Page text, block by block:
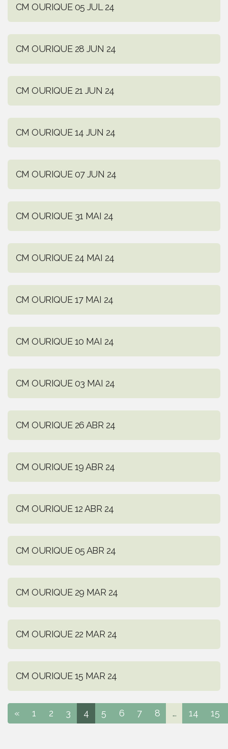
CM OURIQUE 05 JUL 24
CM OURIQUE 28 JUN 24
CM OURIQUE 21 JUN 24
CM OURIQUE 14 JUN 24
CM OURIQUE 07 JUN 24
CM OURIQUE 31 MAI 24
CM OURIQUE 24 MAI 24
CM OURIQUE 17 MAI 24
CM OURIQUE 10 MAI 24
CM OURIQUE 03 MAI 24
CM OURIQUE 26 ABR 24
CM OURIQUE 19 ABR 24
CM OURIQUE 12 ABR 24
CM OURIQUE 05 ABR 24
CM OURIQUE 29 MAR 24
CM OURIQUE 22 MAR 24
CM OURIQUE 15 MAR 24
« 1 2 3 4 5 6 7 8 ... 14 15